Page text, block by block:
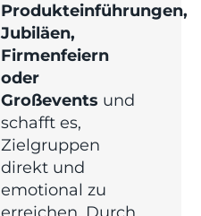
Produkteinführungen,
Jubiläen,
Firmenfeiern
oder
Großevents und
schafft es,
Zielgruppen
direkt und
emotional zu